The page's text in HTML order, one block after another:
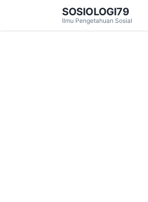
SOSIOLOGI79
Ilmu Pengetahuan Sosial